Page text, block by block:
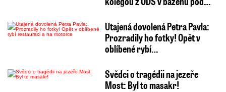
Utajená dovolená Petra Pavla:
Prozradily ho fotky! Opět v
oblíbené rybí…
Svědci o tragédii na jezeře
Most: Byl to masakr!